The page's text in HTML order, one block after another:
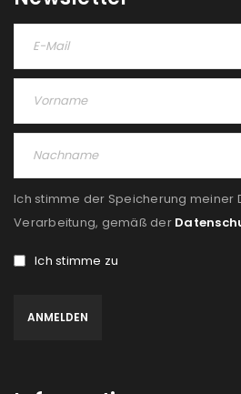
Ich stimme der Speicherung meiner
Verarbeitung, gemäß der
Ich stimme zu